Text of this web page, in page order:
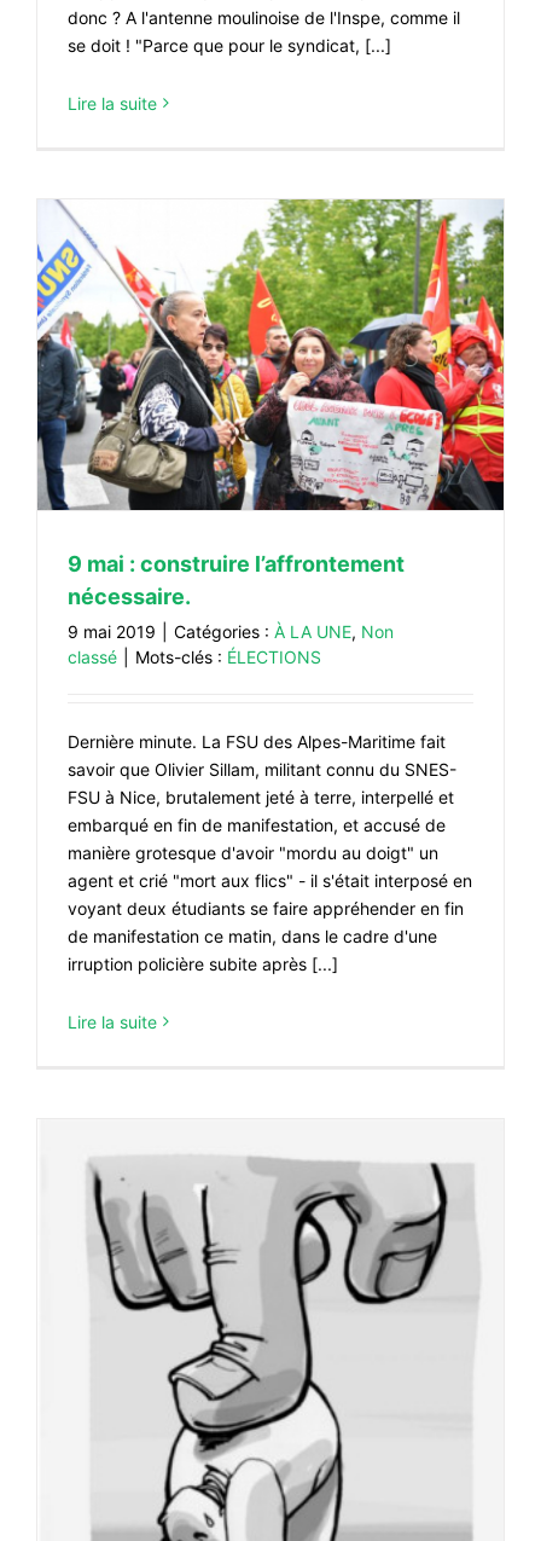
donc ? A l'antenne moulinoise de l'Inspe, comme il
se doit ! "Parce que pour le syndicat, [...]
Lire la suite
9 mai : construire l’affrontement
nécessaire.
9 mai 2019 Catégories : À LA UNE, Non
classé
Mots-clés : ÉLECTIONS
Dernière minute. La FSU des Alpes-Maritime fait
savoir que Olivier Sillam, militant connu du SNES-
FSU à Nice, brutalement jeté à terre, interpellé et
embarqué en fin de manifestation, et accusé de
manière grotesque d'avoir "mordu au doigt" un
agent et crié "mort aux flics" - il s'était interposé en
voyant deux étudiants se faire appréhender en fin
de manifestation ce matin, dans le cadre d'une
irruption policière subite après [...]
Lire la suite